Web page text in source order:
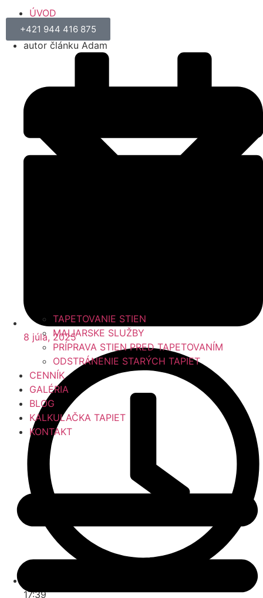
ÚVOD
MOJE SLUŽBY
TAPETOVANIE STIEN
MALIARSKE SLUŽBY
PRÍPRAVA STIEN PRED TAPETOVANÍM
ODSTRÁNENIE STARÝCH TAPIET
CENNÍK
GALÉRIA
BLOG
KALKULAČKA TAPIET
KONTAKT
+421 944 416 875
autor článku Adam
8 júla, 2025
17:39